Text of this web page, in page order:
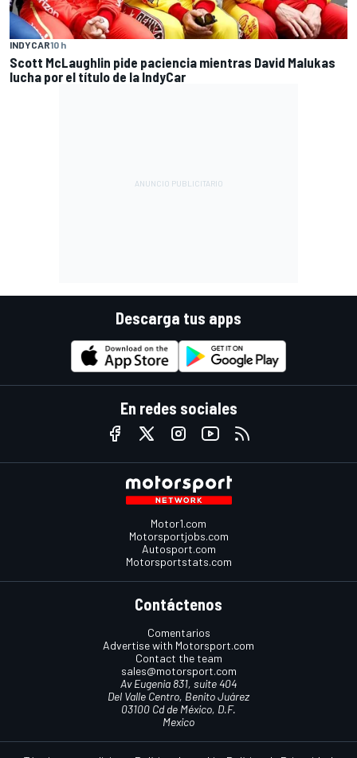
INDYCAR10 h
Scott McLaughlin pide paciencia mientras David Malukas
lucha por el título de la IndyCar
Descarga tus apps
En redes sociales
Motor1.com
Motorsportjobs.com
Autosport.com
Motorsportstats.com
Contáctenos
Comentarios
Advertise with Motorsport.com
Contact the team
sales@motorsport.com
Av Eugenia 831, suite 404
Del Valle Centro, Benito Juárez
03100 Cd de México, D.F.
Mexico